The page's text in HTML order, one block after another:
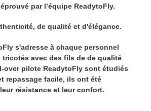
par l’équipe ReadytoFly.
de qualité et d'élégance.
s'adresse à chaque personnel
tricotés avec des fils de de qualité
over pilote ReadytoFly sont étudiés
repassage facile, ils ont été
résistance et leur confort.